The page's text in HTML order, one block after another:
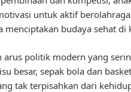
untuk aktif
menciptakan budaya sehat di
arus politik modern yang
besar, sepak bola dan
tak terpisahkan dari